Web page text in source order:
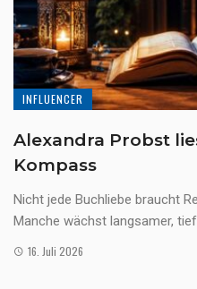
INFLUENCER
Alexandra Probst
Kompass
Nicht jede Buchliebe braucht
Manche wächst langsamer,
16. Juli 2026